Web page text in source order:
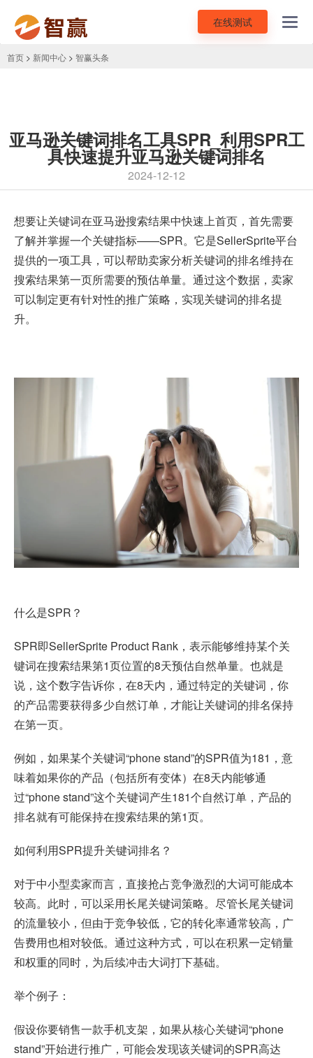
在线测试
首页 > 新闻中心 > 智赢头条
亚马逊关键词排名工具SPR_利用SPR工
具快速提升亚马逊关键词排名
2024-12-12
想要让关键词在亚马逊搜索结果中快速上首页，首先需要
了解并掌握一个关键指标——SPR。它是SellerSprite平台
提供的一项工具，可以帮助卖家分析关键词的排名维持在
搜索结果第一页所需要的预估单量。通过这个数据，卖家
可以制定更有针对性的推广策略，实现关键词的排名提
升。
什么是SPR？
SPR即SellerSprite Product Rank，表示能够维持某个关
键词在搜索结果第1页位置的8天预估自然单量。也就是
说，这个数字告诉你，在8天内，通过特定的关键词，你
的产品需要获得多少自然订单，才能让关键词的排名保持
在第一页。
例如，如果某个关键词“phone stand”的SPR值为181，意
味着如果你的产品（包括所有变体）在8天内能够通
过“phone stand”这个关键词产生181个自然订单，产品的
排名就有可能保持在搜索结果的第1页。
如何利用SPR提升关键词排名？
对于中小型卖家而言，直接抢占竞争激烈的大词可能成本
较高。此时，可以采用长尾关键词策略。尽管长尾关键词
的流量较小，但由于竞争较低，它的转化率通常较高，广
告费用也相对较低。通过这种方式，可以在积累一定销量
和权重的同时，为后续冲击大词打下基础。
举个例子：
假设你要销售一款手机支架，如果从核心关键词“phone
stand”开始进行推广，可能会发现该关键词的SPR高达